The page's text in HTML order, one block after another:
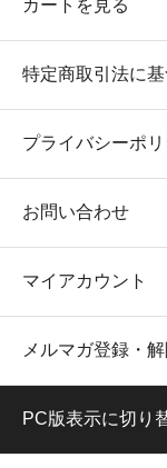
カートを見る
特定商取引法に
プライバシーポ
お問い合わせ
マイアカウント
メルマガ登録・
PC版表示に切り